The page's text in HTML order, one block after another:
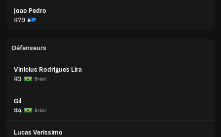
Joao Pedro
#79
Défenseurs
Vinicius Rodrigues Lira
#3
Brésil
Gil
#4
Brésil
Lucas Verissimo